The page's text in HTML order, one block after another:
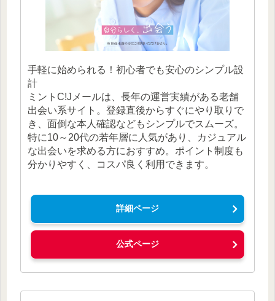
手軽に始められる！初心者でも安心のシンプル設
計
ミントC!Jメールは、長年の運営実績がある老舗
出会い系サイト。登録直後からすぐにやり取りで
き、面倒な本人確認などもシンプルでスムーズ。
特に10～20代の若年層に人気があり、カジュアル
な出会いを求める方におすすめ。ポイント制度も
分かりやすく、コスパ良く利用できます。
詳細ページ
公式ページ